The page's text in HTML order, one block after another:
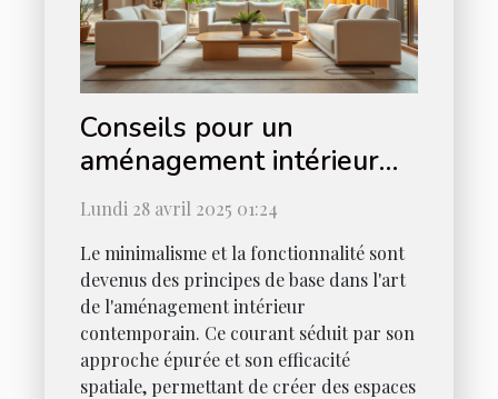
Conseils pour un
aménagement intérieur
minimaliste et fonctionnel
Lundi 28 avril 2025 01:24
Le minimalisme et la fonctionnalité sont
devenus des principes de base dans l'art
de l'aménagement intérieur
contemporain. Ce courant séduit par son
approche épurée et son efficacité
spatiale, permettant de créer des espaces